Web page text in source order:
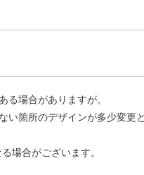
る場合がありますが。
い箇所のデザインが多少変更
場合がございます。